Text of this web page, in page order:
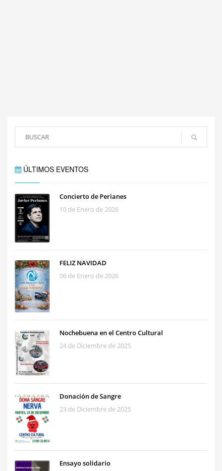
ÚLTIMOS EVENTOS
Concierto de Perianes
10 de Enero de 2026
FELIZ NAVIDAD
06 de Enero de 2026
Nochebuena en el Centro Cultural
24 de Diciembre de 2025
Donación de Sangre
23 de Diciembre de 2025
Ensayo solidario